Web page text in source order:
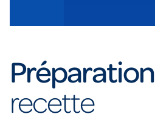
Préparation
recette